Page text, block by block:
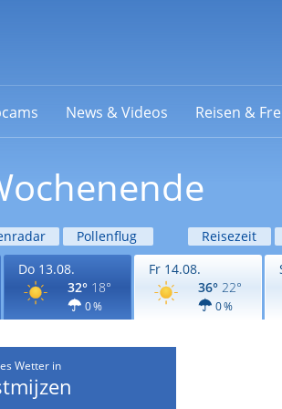
News & Videos Reisen &
Pollenflug Reisezeit
Do 13.08.
32° 18°
0 %
Fr 14.08.
36° 22°
0 %
Wetter in